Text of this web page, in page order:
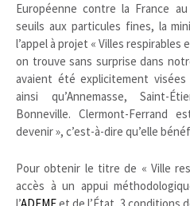
Européenne contre la France
seuils aux particules fines, la
l’appel à projet « Villes respirables
on trouve sans surprise dans
avaient été explicitement visées
ainsi qu’Annemasse, Saint-
Bonneville. Clermont-Ferrand
devenir », c’est-à-dire qu’elle
Pour obtenir le titre de « Ville
accès à un appui